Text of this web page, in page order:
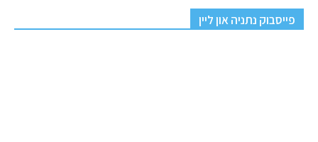
פייסבוק נתניה און ליין